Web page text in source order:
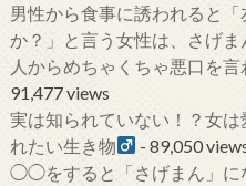
男性から食事に誘われると
か？」と言う女性は、さげま
人からめちゃくちゃ悪口を
91,477 views
実は知られていない！？女は
れたい生き物
- 89,050
◯◯をすると「さげまん」に